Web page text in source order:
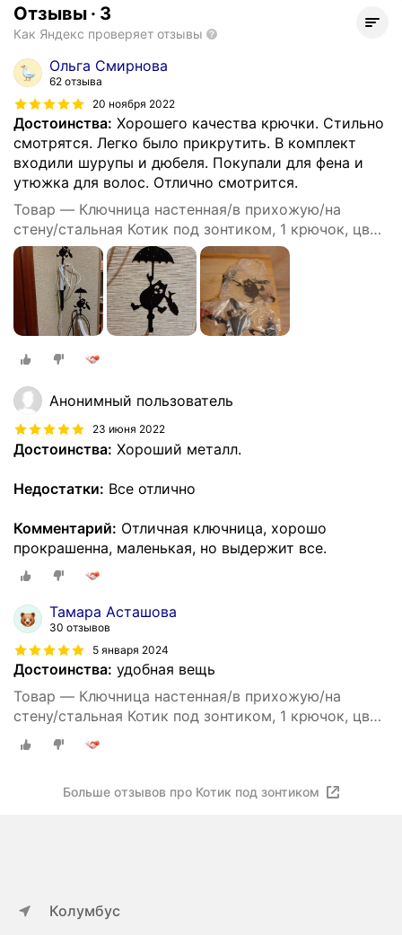
Отзывы · 3
Как Яндекс проверяет отзывы
Ольга Смирнова
62 отзыва
20 ноября 2022
Достоинства: Хорошего качества крючки. Стильно
смотрятся. Легко было прикрутить. В комплект
входили шурупы и дюбеля. Покупали для фена и
утюжка для волос. Отлично смотрится.
Товар — Ключница настенная/в прихожую/на
стену/стальная Котик под зонтиком, 1 крючок, цвет
черный
Анонимный пользователь
23 июня 2022
Достоинства: Хороший металл.
Недостатки: Все отлично
Комментарий: Отличная ключница, хорошо
прокрашенна, маленькая, но выдержит все.
Тамара Асташова
30 отзывов
5 января 2024
Достоинства: удобная вещь
Товар — Ключница настенная/в прихожую/на
стену/стальная Котик под зонтиком, 1 крючок, цвет
черный
Больше отзывов про Котик под зонтиком
Колумбус